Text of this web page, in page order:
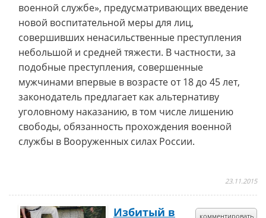
военной службе», предусматривающих введение
новой воспитательной меры для лиц,
совершивших ненасильственные преступления
небольшой и средней тяжести. В частности, за
подобные преступления, совершенные
мужчинами впервые в возрасте от 18 до 45 лет,
законодатель предлагает как альтернативу
уголовному наказанию, в том числе лишению
свободы, обязанность прохождения военной
службы в Вооруженных силах России.
23.11.2015
комментировать
Избитый в